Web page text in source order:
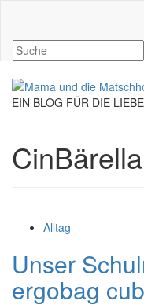
EIN BLOG FÜR DIE
CinBärella
Alltag
Unser
ergobag